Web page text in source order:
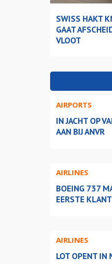
SWISS HAKT
GAAT
VLOOT
AIRPORTS
IN JACHT OP
AAN BIJ ANVR
AIRLINES
BOEING 737
EERSTE KLANT
AIRLINES
LOT OPENT IN